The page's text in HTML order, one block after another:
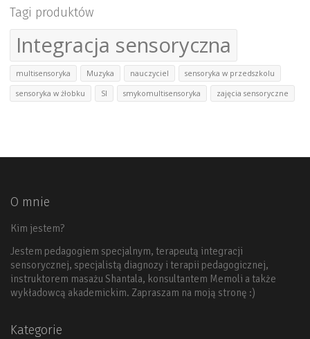
Tagi produktów
Integracja sensoryczna
multisensoryka Muzyka nauczyciel sensoryka w przedszkolu
sensoryka w żłobku SI smykomultisensoryka zajęcia sensoryczne
O mnie
Kim jestem?
Jestem pedagogiem specjalnym, terapeutą integracji
sensorycznej, specjalistą diagnozy i terapii pedagogicznej,
instruktorem masażu Shantala, konsultantem Memoli a także
wykładowcą akademickim. Zapraszam na moją stronę :)
Kategorie